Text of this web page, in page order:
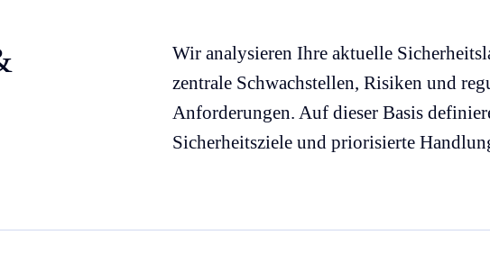
Wir analysieren Ihre aktuelle
zentrale Schwachstellen, Risiken und
Anforderungen. Auf dieser Basis
Sicherheitsziele und priorisierte